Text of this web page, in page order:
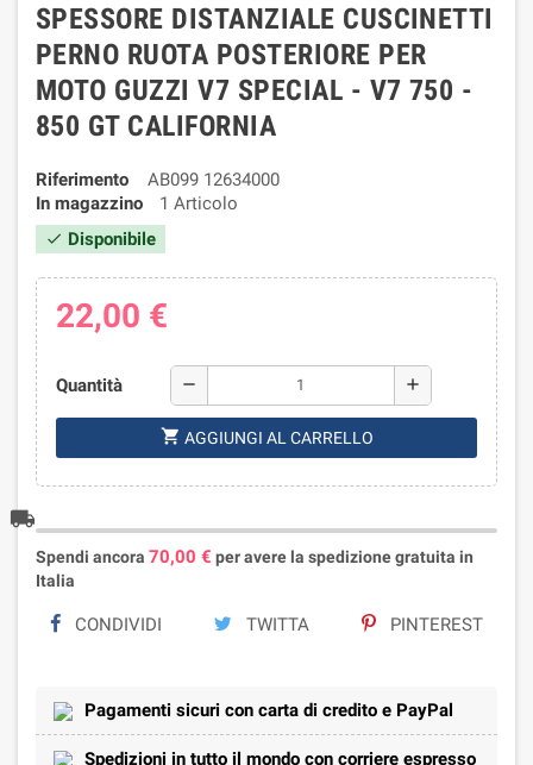
SPESSORE DISTANZIALE CUSCINETTI
PERNO RUOTA POSTERIORE PER
MOTO GUZZI V7 SPECIAL - V7 750 -
850 GT CALIFORNIA
Riferimento
AB099 12634000
In magazzino
1 Articolo
check Disponibile
22,00 €
Quantità remove add
shopping_cart AGGIUNGI AL CARRELLO
local_shipping
Spendi ancora 70,00 € per avere la spedizione gratuita in
Italia
CONDIVIDI TWITTA PINTEREST
Pagamenti sicuri con carta di credito e PayPal
Spedizioni in tutto il mondo con corriere espresso